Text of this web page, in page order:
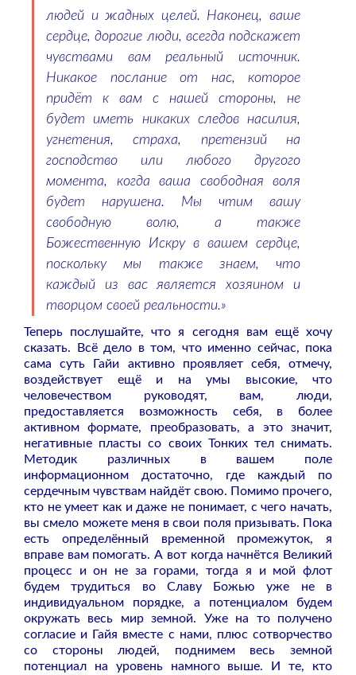
людей и жадных целей. Наконец, ваше
сердце, дорогие люди, всегда подскажет
чувствами вам реальный источник.
Никакое послание от нас, которое
придёт к вам с нашей стороны, не
будет иметь никаких следов насилия,
угнетения, страха, претензий на
господство или любого другого
момента, когда ваша свободная воля
будет нарушена. Мы чтим вашу
свободную волю, а также
Божественную Искру в вашем сердце,
поскольку мы также знаем, что
каждый из вас является хозяином и
творцом своей реальности.»
Теперь послушайте, что я сегодня вам ещё хочу
сказать. Всё дело в том, что именно сейчас, пока
сама суть Гайи активно проявляет себя, отмечу,
воздействует ещё и на умы высокие, что
человечеством руководят, вам, люди,
предоставляется возможность себя, в более
активном формате, преобразовать, а это значит,
негативные пласты со своих Тонких тел снимать.
Методик различных в вашем поле
информационном достаточно, где каждый по
сердечным чувствам найдёт свою. Помимо прочего,
кто не умеет как и даже не понимает, с чего начать,
вы смело можете меня в свои поля призывать. Пока
есть определённый временной промежуток, я
вправе вам помогать. А вот когда начнётся Великий
процесс и он не за горами, тогда я и мой флот
будем трудиться во Славу Божью уже не в
индивидуальном порядке, а потенциалом будем
окружать весь мир земной. Уже на то получено
согласие и Гайя вместе с нами, плюс сотворчество
со стороны людей, поднимем весь земной
потенциал на уровень намного выше. И те, кто